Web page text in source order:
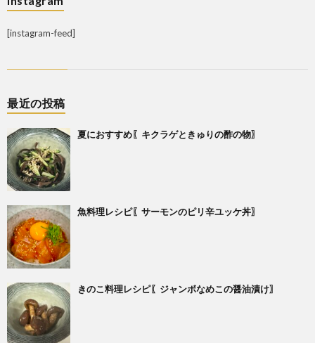
[instagram-feed]
最近の投稿
夏におすすめ〖キクラゲときゅりの酢の物〗
魚料理レシピ〖サーモンのピリ辛ユッケ丼〗
きのこ料理レシピ〖ジャンボなめこの醤油漬け〗